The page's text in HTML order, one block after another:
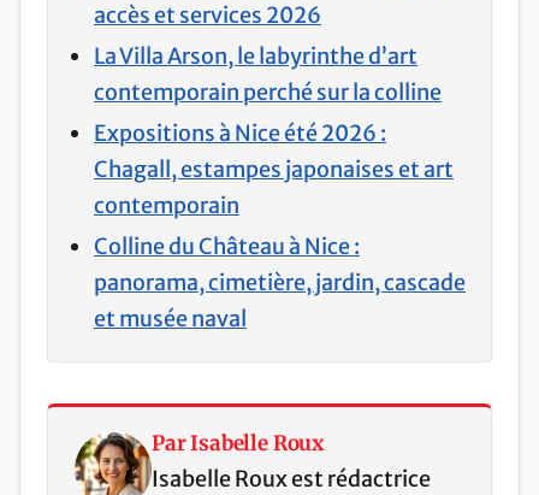
accès et services 2026
La Villa Arson, le labyrinthe d’art
contemporain perché sur la colline
Expositions à Nice été 2026 :
Chagall, estampes japonaises et art
contemporain
Colline du Château à Nice :
panorama, cimetière, jardin, cascade
et musée naval
Par Isabelle Roux
Isabelle Roux est rédactrice